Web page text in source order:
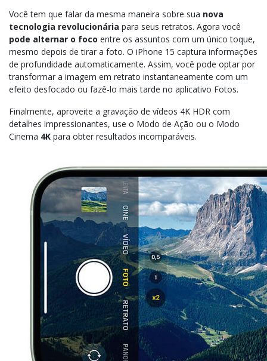
Você tem que falar da mesma maneira sobre sua nova
tecnologia revolucionária para seus retratos. Agora você
pode alternar o foco entre os assuntos com um único toque,
mesmo depois de tirar a foto. O iPhone 15 captura informações
de profundidade automaticamente. Assim, você pode optar por
transformar a imagem em retrato instantaneamente com um
efeito desfocado ou fazê-lo mais tarde no aplicativo Fotos.
Finalmente, aproveite a gravação de vídeos 4K HDR com
detalhes impressionantes, use o Modo de Ação ou o Modo
Cinema 4K para obter resultados incomparáveis.